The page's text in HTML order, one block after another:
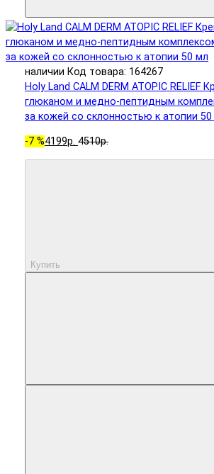
наличии Код товара: 164267
Holy Land CALM DERM ATOPIC RELIEF
глюканом и медно-пептидным
за кожей со склонностью к атопии
-7 %4199р. 4510р.
Купить